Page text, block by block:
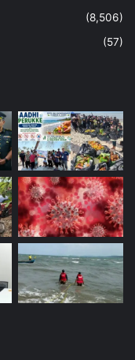
(8,506)
(57)